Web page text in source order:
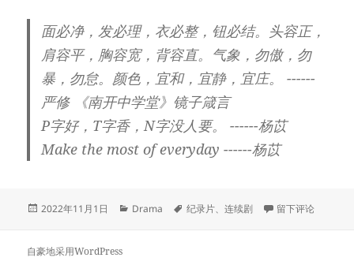
面必净，发必理，衣必整，钮必结。头容正，
肩容平，胸容宽，背容直。气象，勿傲，勿
暴，勿怠。颜色，宜和，宜静，宜庄。 ------
严修 《南开中学堂》镜子箴言
P字好，T字香，N字没人要。 ------杨苡
Make the most of everyday ------杨苡
发
2022年11月1日
分
Drama
标
纪录片、连续剧 于《西南联大》
留下评论
自豪地采用WordPress